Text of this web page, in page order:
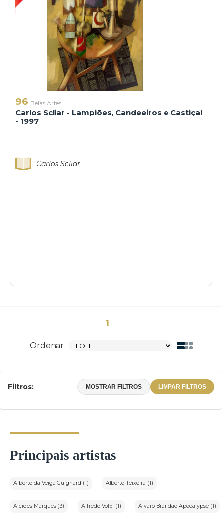
96 Belas Artes
Carlos Scliar - Lampiões, Candeeiros e Castiçal
- 1997
Carlos Scliar
1
Ordenar
Filtros: MOSTRAR FILTROS LIMPAR FILTROS
Principais artistas
Alberto da Veiga Guignard (1) Alberto Teixeira (1)
Alcides Marques (3) Alfredo Volpi (1) Álvaro Brandão Apocalypse (1)